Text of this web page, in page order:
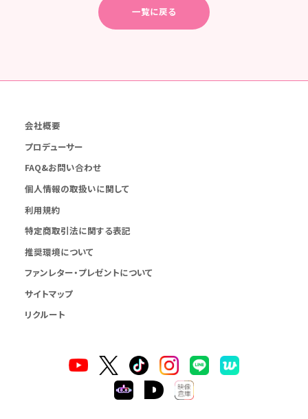
一覧に戻る
会社概要
プロデューサー
FAQ&お問い合わせ
個人情報の取扱いに関して
利用規約
特定商取引法に関する表記
推奨環境について
ファンレター・プレゼントについて
サイトマップ
リクルート